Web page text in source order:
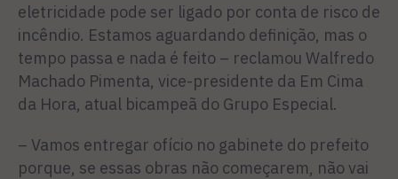
eletricidade pode ser ligado por conta de risco de
incêndio. Estamos aguardando definição, mas o
tempo passa e nada é feito – reclamou Walfre­do
Machado Pimenta, vice-pre­sidente da Em Cima
da Hora, atual bicampeã do Grupo Espe­cial.
– Vamos entregar ofício no gabinete do prefeito
porque, se essas obras não começarem, não vai